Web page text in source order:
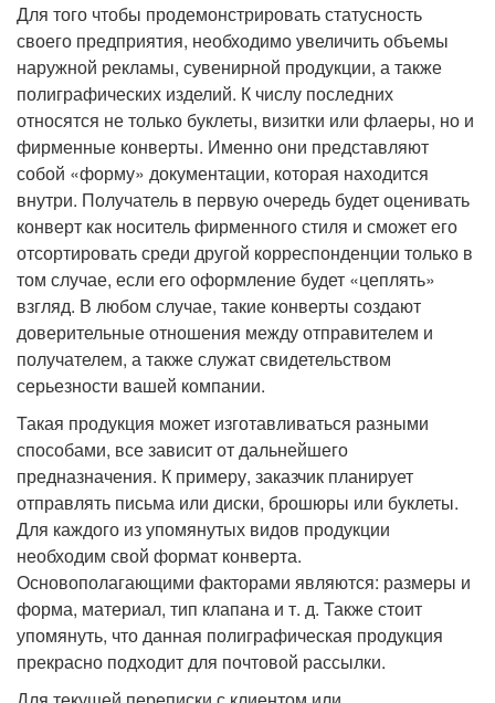
Для того чтобы продемонстрировать статусность
своего предприятия, необходимо увеличить объемы
наружной рекламы, сувенирной продукции, а также
полиграфических изделий. К числу последних
относятся не только буклеты, визитки или флаеры, но и
фирменные конверты. Именно они представляют
собой «форму» документации, которая находится
внутри. Получатель в первую очередь будет оценивать
конверт как носитель фирменного стиля и сможет его
отсортировать среди другой корреспонденции только в
том случае, если его оформление будет «цеплять»
взгляд. В любом случае, такие конверты создают
доверительные отношения между отправителем и
получателем, а также служат свидетельством
серьезности вашей компании.
Такая продукция может изготавливаться разными
способами, все зависит от дальнейшего
предназначения. К примеру, заказчик планирует
отправлять письма или диски, брошюры или буклеты.
Для каждого из упомянутых видов продукции
необходим свой формат конверта.
Основополагающими факторами являются: размеры и
форма, материал, тип клапана и т. д. Также стоит
упомянуть, что данная полиграфическая продукция
прекрасно подходит для почтовой рассылки.